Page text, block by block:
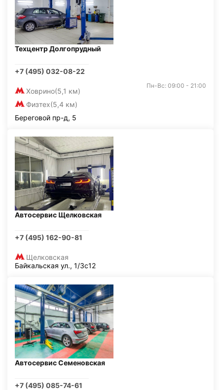
Техцентр Долгопрудный
+7 (495) 032-08-22
Ховрино(5,1 км)
Физтех(5,4 км)
Пн-Вс: 09:00 - 21:00
Береговой пр-д, 5
Автосервис Щелковская
+7 (495) 162-90-81
Щелковская
Байкальская ул., 1/3с12
Автосервис Семеновская
+7 (495) 085-74-61